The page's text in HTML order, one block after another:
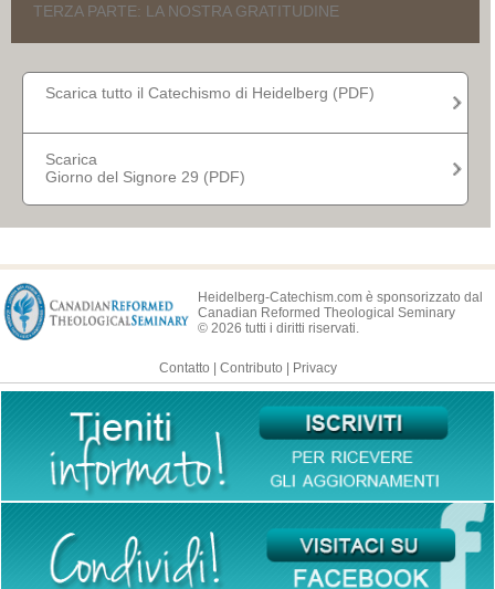
TERZA PARTE: LA NOSTRA GRATITUDINE
Giorno del Signore 32
Giorno del Signore 34
Giorno del Signore 35
Giorno del Signore 36
Giorno del Signore 37
Giorno del Signore 38
Giorno del Signore 40
Giorno del Signore 41
Giorno del Signore 42
Giorno del Signore 43
Giorno del Signore 44
Giorno del Signore 45
Scarica tutto il Catechismo di Heidelberg (PDF)
Scarica
Giorno del Signore 29 (PDF)
Heidelberg-Catechism.com è sponsorizzato dal
Canadian Reformed Theological Seminary
© 2026 tutti i diritti riservati.
Contatto Contributo Privacy